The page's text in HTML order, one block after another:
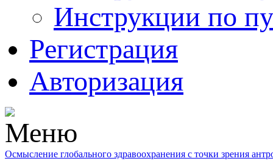
Инструкции по
Регистрация
Авторизация
Осмысление глобального здравоохранения с точки зрения